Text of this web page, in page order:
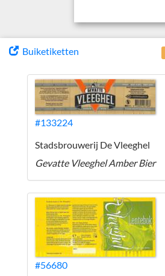
Buiketiketten
#133224
Stadsbrouwerij De Vleeghel
Gevatte Vleeghel Amber Bier
#56680